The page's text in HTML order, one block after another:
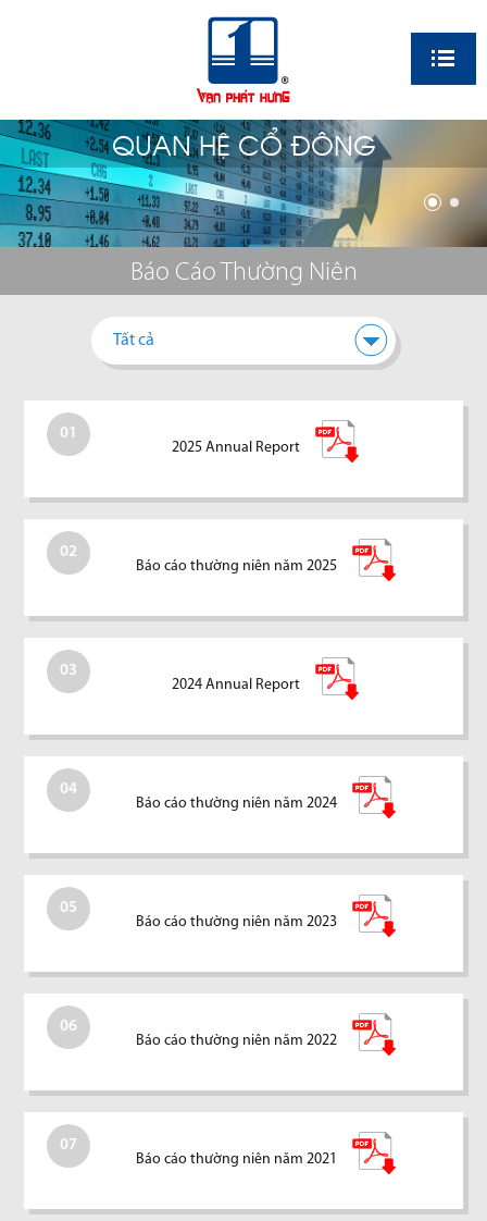
QUAN HỆ CỔ ĐÔNG
Báo Cáo Thường Niên
Tất cả
01
2025 Annual Report
02
Báo cáo thường niên năm 2025
03
2024 Annual Report
04
Báo cáo thường niên năm 2024
05
Báo cáo thường niên năm 2023
06
Báo cáo thường niên năm 2022
07
Báo cáo thường niên năm 2021